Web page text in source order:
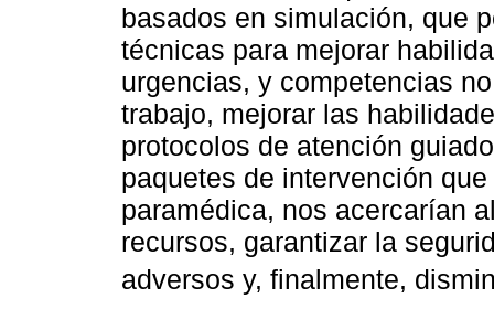
basados en simulación, que
técnicas para mejorar
urgencias, y competencias
trabajo, mejorar las
protocolos de atención
paquetes de intervención
paramédica, nos acercarían
recursos, garantizar la
adversos y, finalmente,